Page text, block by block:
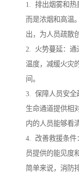
1. 排出烟雾和热
而是浓烟和高温
出，为人员疏散
2. 火势蔓延：通
温度，减缓火灾
间。
3. 保障人员安全
生命通道提供相
内的人员能够看
4. 改善救援条件
员提供的能见度
简单来说，消防